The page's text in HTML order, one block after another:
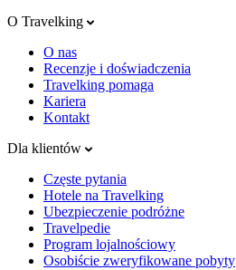
O Travelking
O nas
Recenzje i doświadczenia
Travelking pomaga
Kariera
Kontakt
Dla klientów
Częste pytania
Hotele na Travelking
Ubezpieczenie podróżne
Travelpedie
Program lojalnościowy
Osobiście zweryfikowane pobyty